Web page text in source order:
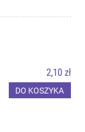
2,10 zł
DO KOSZYKA